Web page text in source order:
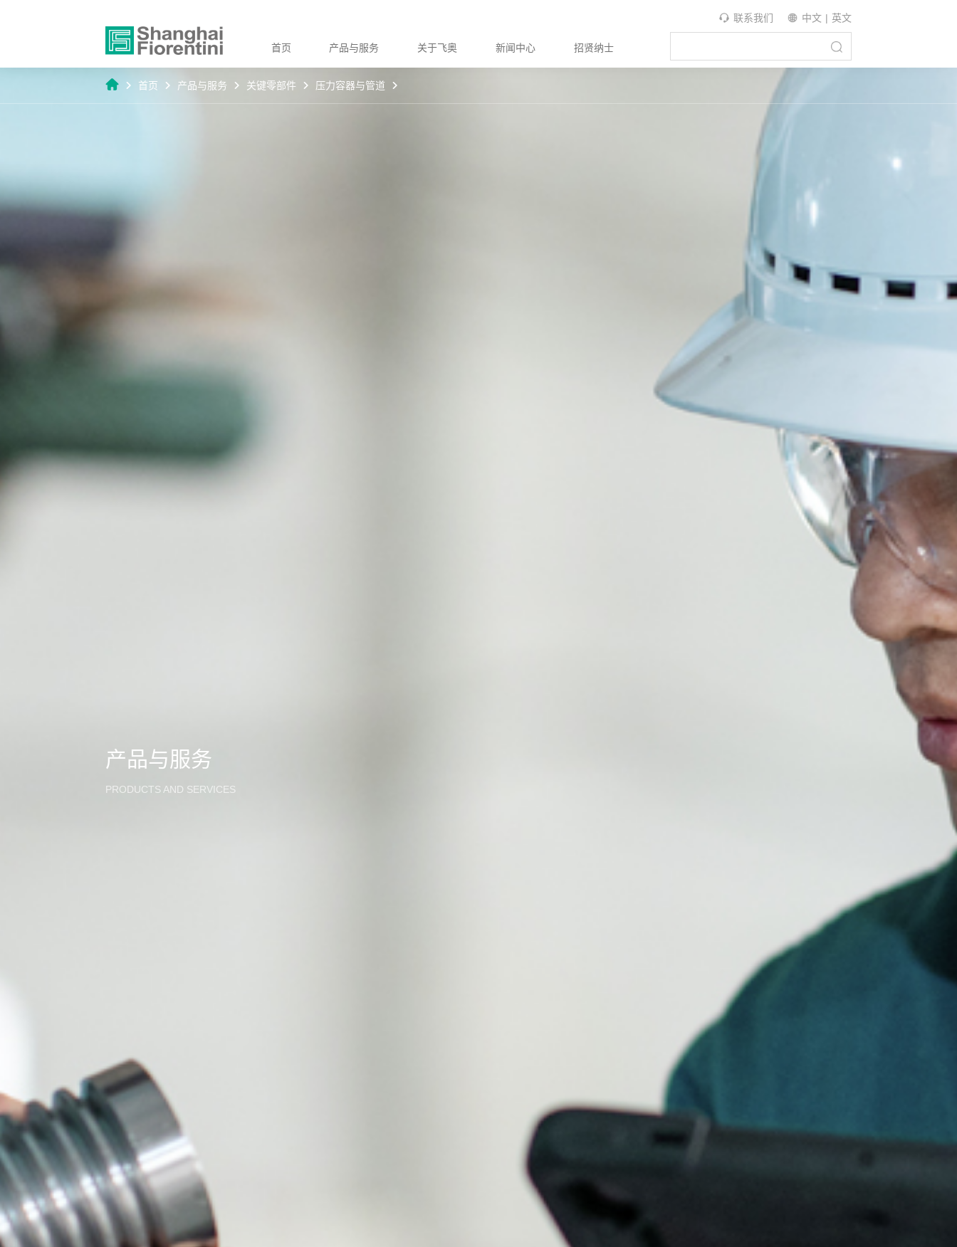
首页 产品与服务 关于飞奥 新闻中心 招贤纳士
联系我们 中文 | 英文
首页 产品与服务 关键零部件 压力容器与管道
产品与服务
PRODUCTS AND SERVICES